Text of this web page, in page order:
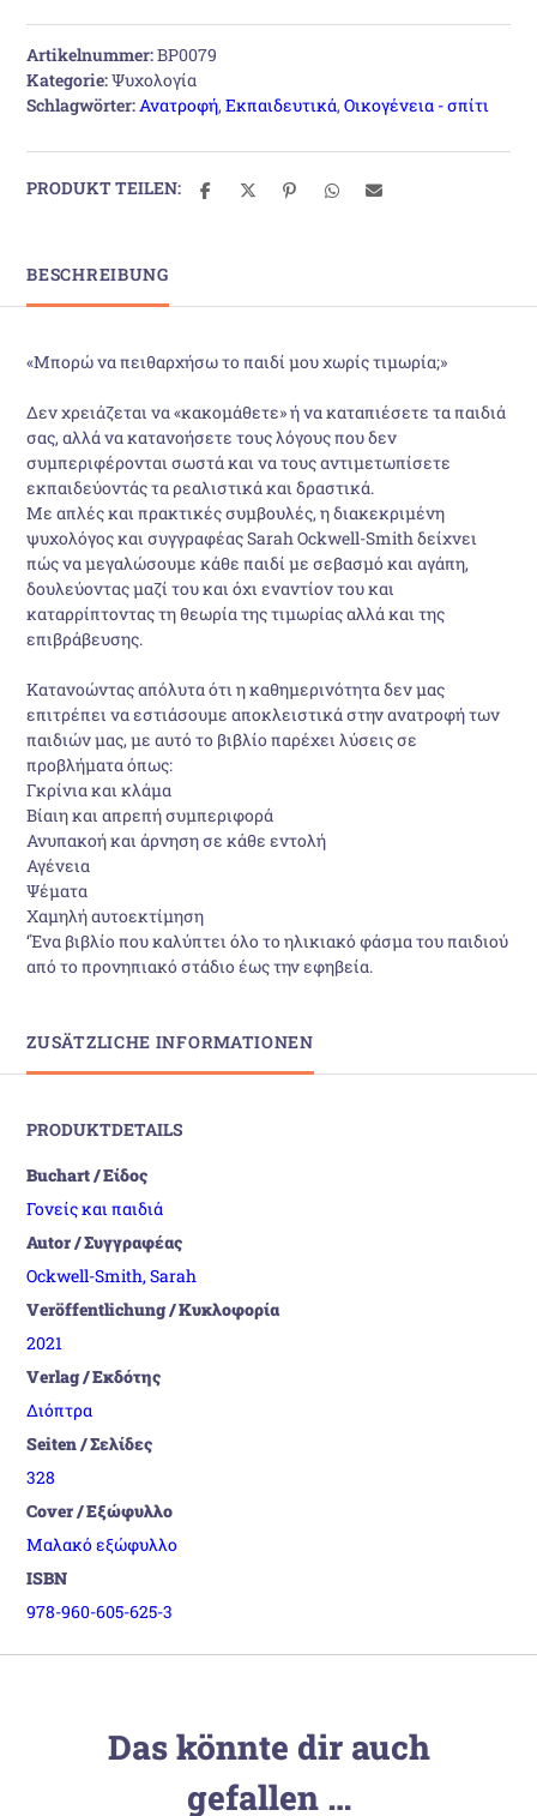
Menge
Artikelnummer:BP0079
Kategorie:Ψυχολογία
Schlagwörter: Ανατροφή,Εκπαιδευτικά,Οικογένεια - σπίτι
PRODUKT TEILEN:
BESCHREIBUNG
«Μπορώ να πειθαρχήσω το παιδί μου χωρίς τιμωρία;»
Δεν χρειάζεται να «κακομάθετε» ή να καταπιέσετε τα παιδιά
σας, αλλά να κατανοήσετε τους λόγους που δεν
συμπεριφέρονται σωστά και να τους αντιμετωπίσετε
εκπαιδεύοντάς τα ρεαλιστικά και δραστικά.
Με απλές και πρακτικές συμβουλές, η διακεκριμένη
ψυχολόγος και συγγραφέας Sarah Ockwell-Smith δείχνει
πώς να μεγαλώσουμε κάθε παιδί με σεβασμό και αγάπη,
δουλεύοντας μαζί του και όχι εναντίον του και
καταρρίπτοντας τη θεωρία της τιμωρίας αλλά και της
επιβράβευσης.
Κατανοώντας απόλυτα ότι η καθημερινότητα δεν μας
επιτρέπει να εστιάσουμε αποκλειστικά στην ανατροφή των
παιδιών μας, με αυτό το βιβλίο παρέχει λύσεις σε
προβλήματα όπως:
Γκρίνια και κλάμα
Bίαιη και απρεπή συμπεριφορά
Ανυπακοή και άρνηση σε κάθε εντολή
Αγένεια
Ψέματα
Χαμηλή αυτοεκτίμηση
‘Ένα βιβλίο που καλύπτει όλο το ηλικιακό φάσμα του παιδιού
από το προνηπιακό στάδιο έως την εφηβεία.
ZUSÄTZLICHE INFORMATIONEN
PRODUKTDETAILS
Buchart / Είδος
Γονείς και παιδιά
Autor / Συγγραφέας
Ockwell-Smith, Sarah
Veröffentlichung / Κυκλοφορία
2021
Verlag / Εκδότης
Διόπτρα
Seiten / Σελίδες
328
Cover / Εξώφυλλο
Μαλακό εξώφυλλο
ISBN
978-960-605-625-3
Das könnte dir auch
gefallen …